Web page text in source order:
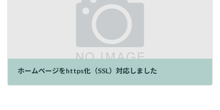
ホームページをhttps化（SSL）対応しました